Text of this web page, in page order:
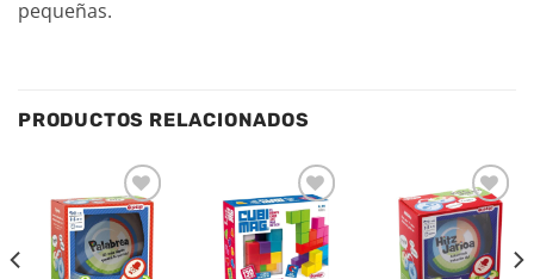
pequeñas.
PRODUCTOS RELACIONADOS
Añadir
a la
lista de
deseos
Añadir
a la
lista de
deseos
Añadir
a la
lista de
deseos